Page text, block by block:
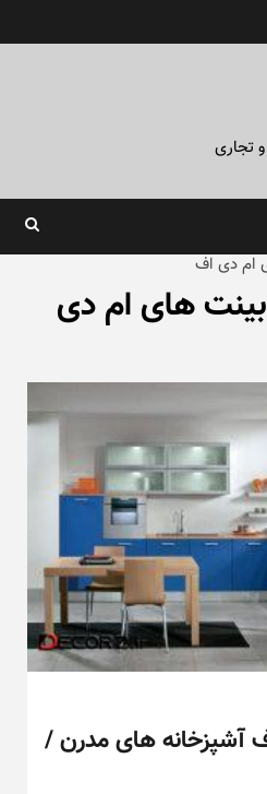
تجاری
ام دی اف
های ام دی
آشپزخانه های مدرن /